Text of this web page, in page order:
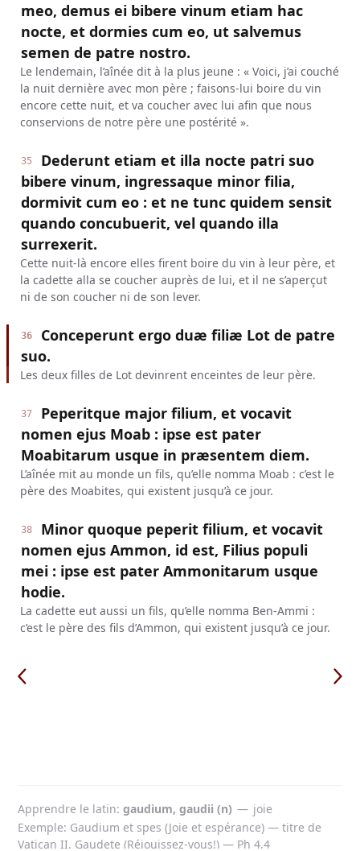
meo, demus ei bibere vinum etiam hac
nocte, et dormies cum eo, ut salvemus
semen de patre nostro.
Le lendemain, l’aînée dit à la plus jeune : « Voici, j’ai couché
la nuit dernière avec mon père ; faisons-lui boire du vin
encore cette nuit, et va coucher avec lui afin que nous
conservions de notre père une postérité ».
35
Dederunt etiam et illa nocte patri suo
bibere vinum, ingressaque minor filia,
dormivit cum eo : et ne tunc quidem sensit
quando concubuerit, vel quando illa
surrexerit.
Cette nuit-là encore elles firent boire du vin à leur père, et
la cadette alla se coucher auprès de lui, et il ne s’aperçut
ni de son coucher ni de son lever.
36
Conceperunt ergo duæ filiæ Lot de patre
suo.
Les deux filles de Lot devinrent enceintes de leur père.
37
Peperitque major filium, et vocavit
nomen ejus Moab : ipse est pater
Moabitarum usque in præsentem diem.
L’aînée mit au monde un fils, qu’elle nomma Moab : c’est le
père des Moabites, qui existent jusqu’à ce jour.
38
Minor quoque peperit filium, et vocavit
nomen ejus Ammon, id est, Filius populi
mei : ipse est pater Ammonitarum usque
hodie.
La cadette eut aussi un fils, qu’elle nomma Ben-Ammi :
c’est le père des fils d’Ammon, qui existent jusqu’à ce jour.
Apprendre le latin gaudium, gaudii (n) — joie
Exemple: Gaudium et spes (Joie et espérance) — titre de
Vatican II. Gaudete (Réjouissez-vous!) — Ph 4,4